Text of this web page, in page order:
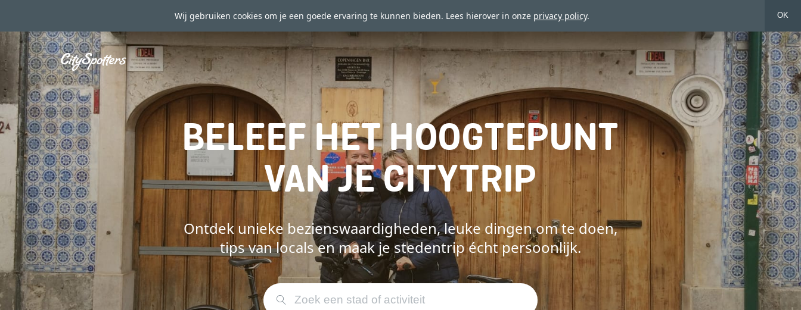
Wij gebruiken cookies om je een goede ervaring te kunnen bieden. Lees hierover in onze privacy policy. OK
BELEEF HET HOOGTEPUNT
VAN JE CITYTRIP
Ontdek unieke bezienswaardigheden, leuke dingen om te doen,
tips van locals en maak je stedentrip écht persoonlijk.